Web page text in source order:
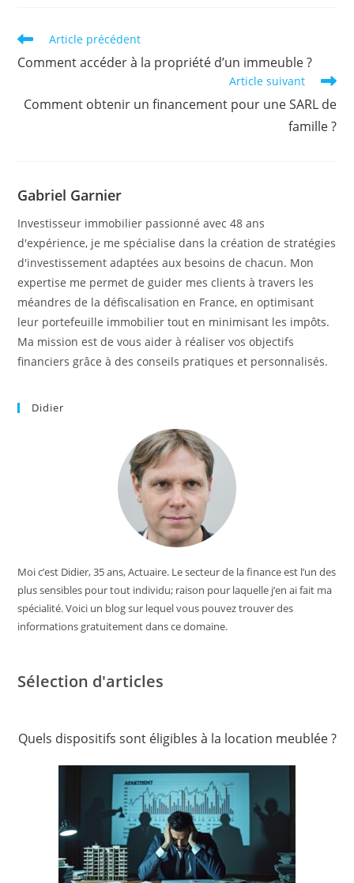
Read
articles
Article précédent
Comment accéder à la propriété d’un immeuble ?
Article suivant
Comment obtenir un financement pour une SARL de
famille ?
Gabriel Garnier
Investisseur immobilier passionné avec 48 ans
d'expérience, je me spécialise dans la création de stratégies
d'investissement adaptées aux besoins de chacun. Mon
expertise me permet de guider mes clients à travers les
méandres de la défiscalisation en France, en optimisant
leur portefeuille immobilier tout en minimisant les impôts.
Ma mission est de vous aider à réaliser vos objectifs
financiers grâce à des conseils pratiques et personnalisés.
Didier
Moi c’est Didier, 35 ans, Actuaire. Le secteur de la finance est l’un des
plus sensibles pour tout individu; raison pour laquelle j’en ai fait ma
spécialité. Voici un blog sur lequel vous pouvez trouver des
informations gratuitement dans ce domaine.
Sélection d'articles
Quels dispositifs sont éligibles à la location meublée ?